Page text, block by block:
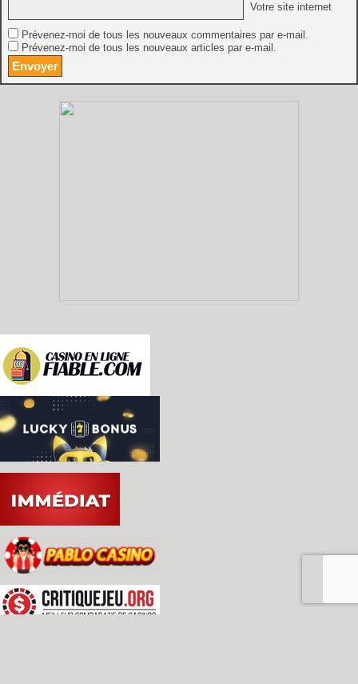
Votre site internet
Prévenez-moi de tous les nouveaux commentaires par e-mail.
Prévenez-moi de tous les nouveaux articles par e-mail.